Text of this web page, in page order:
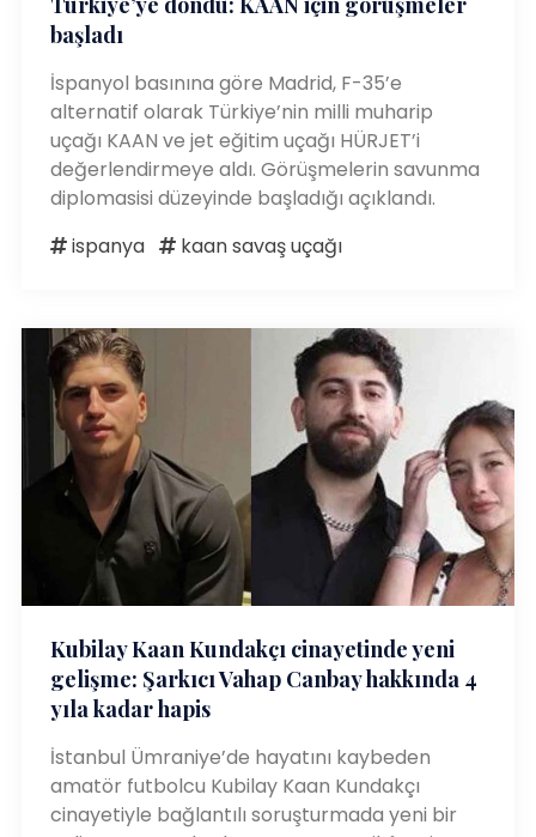
başladı
İspanyol basınına göre Madrid, F-35’e
alternatif olarak Türkiye’nin milli muharip
uçağı KAAN ve jet eğitim uçağı HÜRJET’i
değerlendirmeye aldı. Görüşmelerin savunma
diplomasisi düzeyinde başladığı açıklandı.
ispanya
kaan savaş uçağı
Kubilay Kaan Kundakçı cinayetinde yeni
gelişme: Şarkıcı Vahap Canbay hakkında 4
yıla kadar hapis
İstanbul Ümraniye’de hayatını kaybeden
amatör futbolcu Kubilay Kaan Kundakçı
cinayetiyle bağlantılı soruşturmada yeni bir